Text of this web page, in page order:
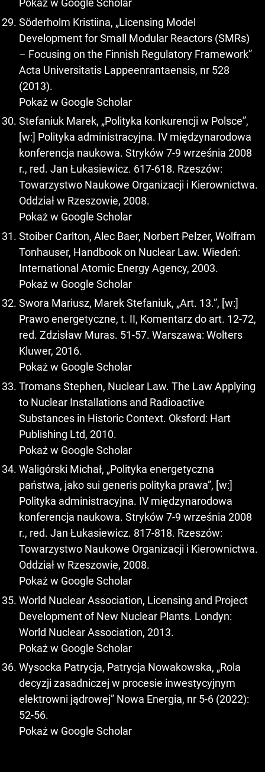
Pokaż w Google Scholar
Söderholm Kristiina, „Licensing Model
Development for Small Modular Reactors (SMRs)
– Focusing on the Finnish Regulatory Framework”
Acta Universitatis Lappeenrantaensis, nr 528
(2013).
Pokaż w Google Scholar
Stefaniuk Marek, „Polityka konkurencji w Polsce”,
[w:] Polityka administracyjna. IV międzynarodowa
konferencja naukowa. Stryków 7-9 września 2008
r., red. Jan Łukasiewicz. 617-618. Rzeszów:
Towarzystwo Naukowe Organizacji i Kierownictwa.
Oddział w Rzeszowie, 2008.
Pokaż w Google Scholar
Stoiber Carlton, Alec Baer, Norbert Pelzer, Wolfram
Tonhauser, Handbook on Nuclear Law. Wiedeń:
International Atomic Energy Agency, 2003.
Pokaż w Google Scholar
Swora Mariusz, Marek Stefaniuk, „Art. 13.”, [w:]
Prawo energetyczne, t. II, Komentarz do art. 12-72,
red. Zdzisław Muras. 51-57. Warszawa: Wolters
Kluwer, 2016.
Pokaż w Google Scholar
Tromans Stephen, Nuclear Law. The Law Applying
to Nuclear Installations and Radioactive
Substances in Historic Context. Oksford: Hart
Publishing Ltd, 2010.
Pokaż w Google Scholar
Waligórski Michał, „Polityka energetyczna
państwa, jako sui generis polityka prawa”, [w:]
Polityka administracyjna. IV międzynarodowa
konferencja naukowa. Stryków 7-9 września 2008
r., red. Jan Łukasiewicz. 817-818. Rzeszów:
Towarzystwo Naukowe Organizacji i Kierownictwa.
Oddział w Rzeszowie, 2008.
Pokaż w Google Scholar
World Nuclear Association, Licensing and Project
Development of New Nuclear Plants. Londyn:
World Nuclear Association, 2013.
Pokaż w Google Scholar
Wysocka Patrycja, Patrycja Nowakowska, „Rola
decyzji zasadniczej w procesie inwestycyjnym
elektrowni jądrowej” Nowa Energia, nr 5-6 (2022):
52-56.
Pokaż w Google Scholar